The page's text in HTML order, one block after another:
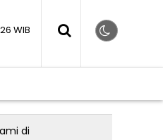
WIB
di